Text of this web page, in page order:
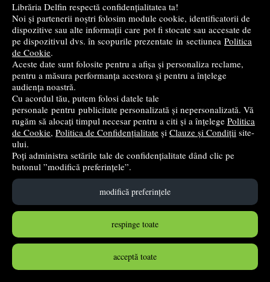
Librăria Delfin respectă confidențialitatea ta!
Noi și partenerii noștri folosim module cookie, identificatorii de
dispozitive sau alte informații care pot fi stocate sau accesate de
pe dispozitivul dvs. în scopurile prezentate in sectiunea Politica
de Cookie.
Aceste date sunt folosite pentru a afișa și personaliza reclame,
pentru a măsura performanța acestora și pentru a înțelege
audiența noastră.
Cu acordul tău, putem folosi datele tale
personale pentru publicitate personalizată și nepersonalizată. Vă
rugăm să alocați timpul necesar pentru a citi și a înțelege Politica
de Cookie, Politica de Confidențialitate și Clauze și Condiții site-
ului.
Poți administra setările tale de confidențialitate dând clic pe
butonul ”modifică preferințele”.
modifică preferințele
respinge toate
acceptă toate
Cutter Kangaro Miles FN1802/Y, lama 18mm, plastic,
profesional, blocare manula, diverse culori
KANGARO
7 lei
în stoc
Cumpără